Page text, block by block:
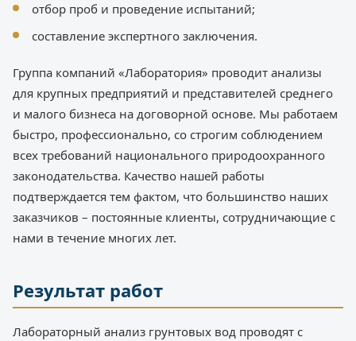
отбор проб и проведение испытаний;
составление экспертного заключения.
Группа компаний «Лаборатория» проводит анализы
для крупных предприятий и представителей среднего
и малого бизнеса на договорной основе. Мы работаем
быстро, профессионально, со строгим соблюдением
всех требований национального природоохранного
законодательства. Качество нашей работы
подтверждается тем фактом, что большинство наших
заказчиков – постоянные клиенты, сотрудничающие с
нами в течение многих лет.
Результат работ
Лабораторный анализ грунтовых вод проводят с